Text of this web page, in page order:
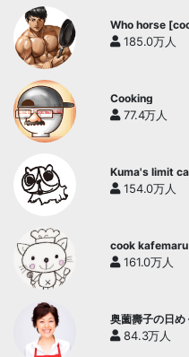
Who horse
185.0万人
Cooking
77.4万人
Kuma's limit
154.0万人
cook kafemaru
161.0万人
奥薗壽子の日
ネル】
84.3万人